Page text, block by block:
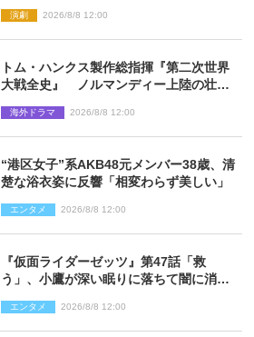
演劇 2026/8/8 12:00
トム・ハンクス製作総指揮『第二次世界
大戦全史』 ノルマンディー上陸の壮絶
海外ドラマ 2026/8/8 12:00
“港区女子”系AKB48元メンバー38歳、清
楚な浴衣姿に反響「相変わらず美しい」
エンタメ 2026/8/8 12:00
『仮面ライダーゼッツ』第47話「救
う」、小鷹が深い眠りに落ちて闇に消え
エンタメ 2026/8/8 12:00